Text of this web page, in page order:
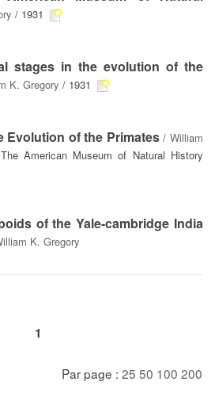
/ 1931
stages in the evolution of the
K. Gregory / 1931
Evolution of the Primates/William
American Museum of Natural History
of the Yale-cambridge India
K. Gregory
1
Par page : 25 50 100 200